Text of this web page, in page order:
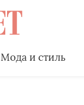
Мода и стиль